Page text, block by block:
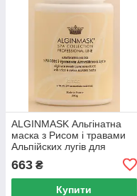
ALGINMASK Альгінатна
маска з Рисом і травами
Альпійских лугів для
663 ₴
Купити